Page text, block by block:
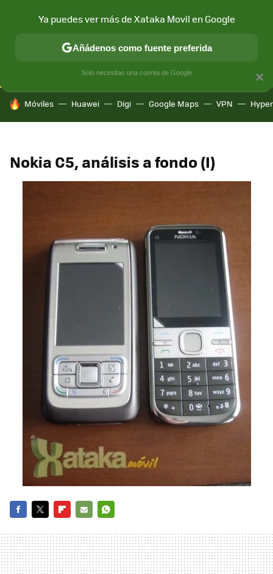
CONECTIVIDAD MÓVIL Y SOCIEDAD APLICACIONES
HOY SE HABLA DE
Móviles Huawei Digi Google Maps VPN
Nokia C5, análisis a fondo (I)
MAIL
×
Ya puedes ver más de Xataka Movil en Google
Añádenos como fuente preferida
Solo necesitas una cuenta de Google